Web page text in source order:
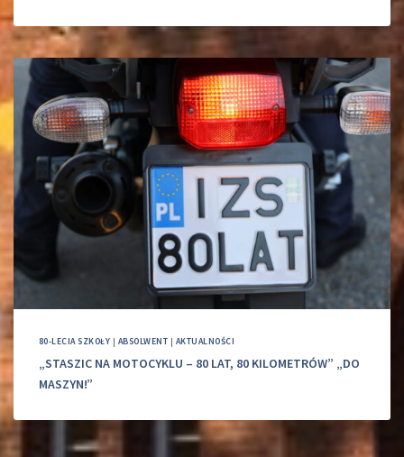
80-LECIA SZKOŁY | ABSOLWENT | AKTUALNOŚCI
„STASZIC NA MOTOCYKLU – 80 LAT, 80 KILOMETRÓW” „DO
MASZYN!”